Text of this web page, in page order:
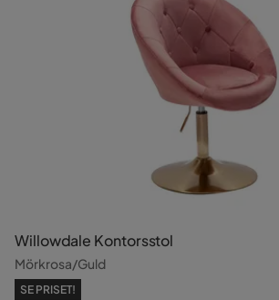
Willowdale Kontorsstol
Mörkrosa/Guld
SE PRISET!